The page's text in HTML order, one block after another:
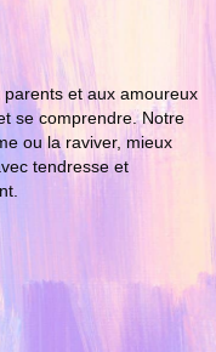
parents et aux amoureux
se comprendre. Notre
ou la raviver, mieux
tendresse et